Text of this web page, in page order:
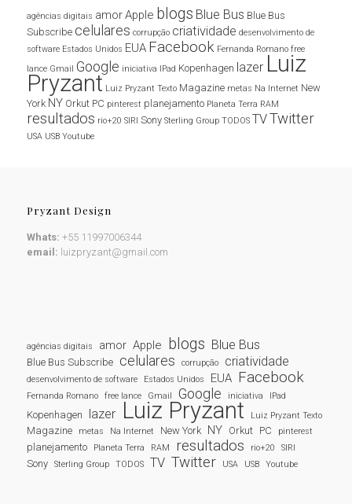
agências digitais amorApple blogs Blue Bus Blue Bus
Subscribe celulares corrupção criatividade desenvolvimento de
software Estados Unidos EUA Facebook Fernanda Romano free
lance Gmail Google iniciativa IPad Kopenhagen lazer Luiz
Pryzant Luiz Pryzant Texto Magazine metas Na Internet New
York NY Orkut PC pinterest planejamento Planeta Terra RAM
resultados rio+20 SIRI Sony Sterling Group TODOS TVTwitter
USA USB Youtube
Pryzant Design
Whats: +55 11997006344
email: luizpryzant@gmail.com
agências digitais amor Apple blogs Blue Bus
Blue Bus Subscribe celulares corrupção criatividade
desenvolvimento de software Estados Unidos EUA Facebook
Fernanda Romano free lance Gmail Google iniciativa IPad
Kopenhagen lazer Luiz Pryzant Luiz Pryzant Texto
Magazine metas Na Internet New York NY Orkut PC pinterest
planejamento Planeta Terra RAM resultados rio+20 SIRI
Sony Sterling Group TODOS TV Twitter USA USB Youtube